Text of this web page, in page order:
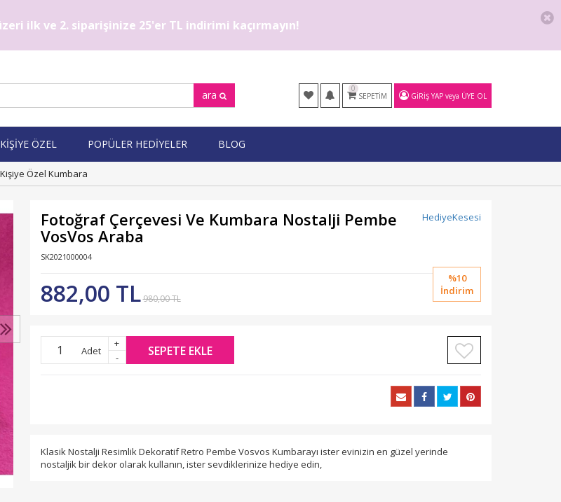
ilk ve 2. siparişinize 25'er TL indirimi kaçırmayın!
0
SEPETIM GIRIŞ YAP veya ÜYE OL
ara
KİŞİYE ÖZEL POPÜLER HEDİYELER BLOG
Kişiye Özel Kumbara
HediyeKesesi
Fotoğraf Çerçevesi Ve Kumbara Nostalji Pembe
VosVos Araba
SK2021000004
%10
İndirim
882,00 TL980,00 TL
Adet
+
-
SEPETE EKLE
Klasik Nostalji Resimlik Dekoratif Retro Pembe Vosvos Kumbarayı ister evinizin en güzel yerinde
nostaljik bir dekor olarak kullanın, ister sevdiklerinize hediye edin,